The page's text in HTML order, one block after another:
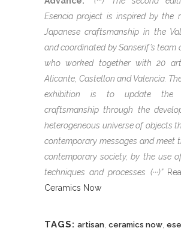
Esencia project is inspired by the
Japanese craftsmanship in the
and coordinated by Sanserif’s team
who worked together with 20
Alicante, Castellon and Valencia.
exhibition is to update the
craftsmanship through the
heterogeneous universe of objects
contemporary messages and meet
contemporary society, by the use
techniques and processes (···)”
Ceramics Now
TAGS: artisan, ceramics now,